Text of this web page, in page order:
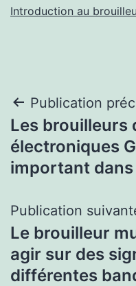
Introduction au
Navigation
de
l’article
Publication
Les brouilleurs
électroniques
important
Publication
Le brouilleur
agir sur des
différentes